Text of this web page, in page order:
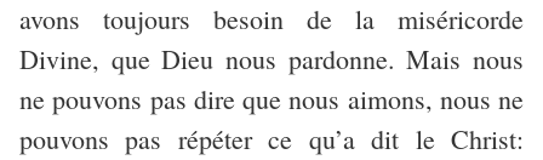
avons toujours besoin de la miséricorde
Divine, que Dieu nous pardonne. Mais nous
ne pouvons pas dire que nous aimons, nous ne
pouvons pas répéter ce qu’a dit le Christ: